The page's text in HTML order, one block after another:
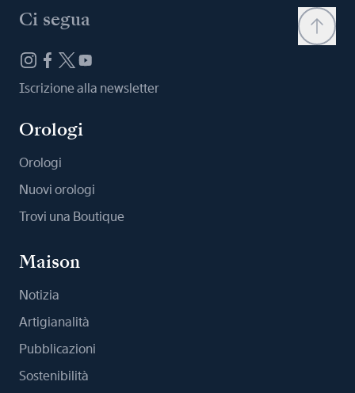
Ci segua
Iscrizione alla newsletter
Orologi
Orologi
Nuovi orologi
Trovi una Boutique
Maison
Notizia
Artigianalità
Pubblicazioni
Sostenibilità